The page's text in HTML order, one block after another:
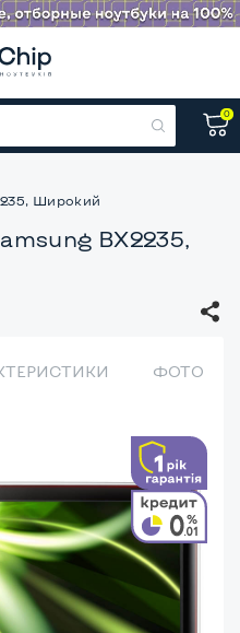
0
Широкий
BX2235,
ФОТО